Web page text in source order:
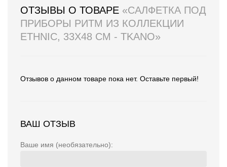
ОТЗЫВЫ О ТОВАРЕ «САЛФЕТКА ПОД
ПРИБОРЫ РИТМ ИЗ КОЛЛЕКЦИИ
ETHNIC, 33Х48 СМ - TKANO»
Отзывов о данном товаре пока нет. Оставьте первый!
ВАШ ОТЗЫВ
Ваше имя (необязательно):